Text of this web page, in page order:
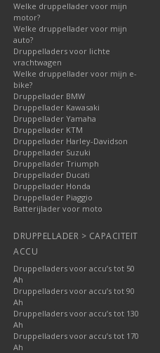
Welke druppellader voor mijn
motor?
Welke druppellader voor mijn
auto?
Druppelladers voor lichte
vrachtwagen
Welke druppellader voor mijn e-
bike?
Druppellader BMW
Druppellader Kawasaki
Druppellader Yamaha
Druppellader KTM
Druppellader Harley-Davidson
Druppellader Suzuki
Druppellader Triumph
Druppellader Ducati
Druppellader Honda
Druppellader Piaggio
Batterijlader voor moto
DRUPPELLADER > CAPACITEIT
ACCU
Druppelladers voor accu’s tot 50
Ah
Druppelladers voor accu’s tot 90
Ah
Druppelladers voor accu’s tot 130
Ah
Druppelladers voor accu’s tot 170
Ah